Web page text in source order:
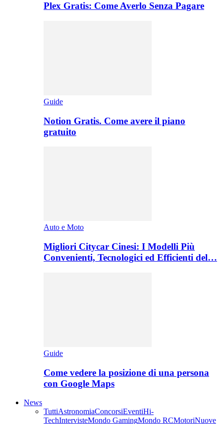
Plex Gratis: Come Averlo Senza Pagare
Guide
Notion Gratis. Come avere il piano
gratuito
Auto e Moto
Migliori Citycar Cinesi: I Modelli Più
Convenienti, Tecnologici ed Efficienti del…
Guide
Come vedere la posizione di una persona
con Google Maps
News
TuttiAstronomiaConcorsiEventiHi-
TechIntervisteMondo GamingMondo RCMotoriNuove